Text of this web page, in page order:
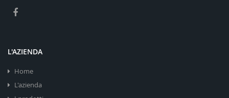
L'AZIENDA
Home
L'azienda